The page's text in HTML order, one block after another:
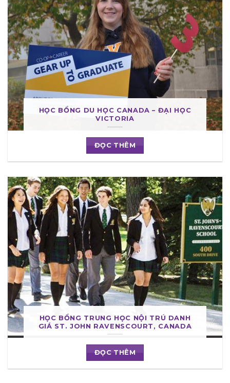
HỌC BỔNG DU HỌC CANADA – ĐẠI HỌC
VICTORIA
ĐỌC THÊM
HỌC BỔNG TRUNG HỌC NỘI TRÚ DANH
GIÁ ST. JOHN RAVENSCOURT, CANADA
ĐỌC THÊM